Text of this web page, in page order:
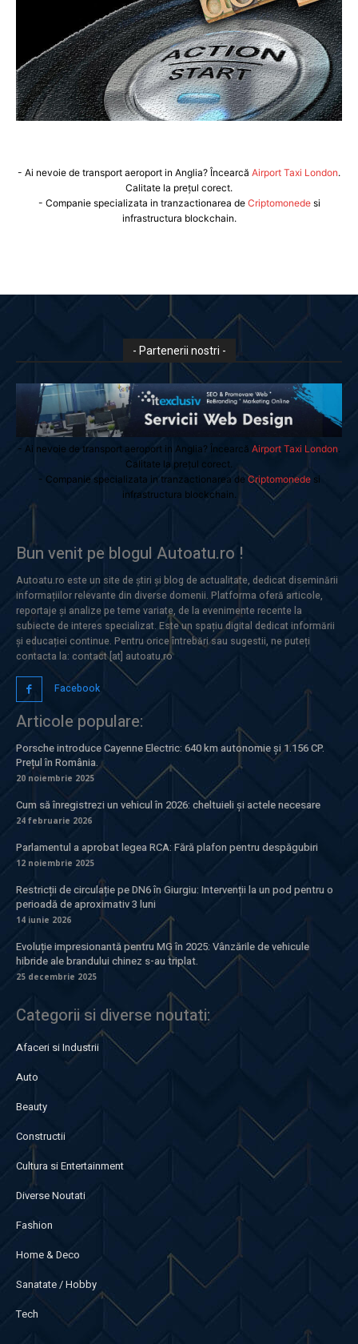
- Ai nevoie de transport aeroport in Anglia? Încearcă Airport Taxi London.
Calitate la prețul corect.
- Companie specializata in tranzactionarea de Criptomonedesi
infrastructura blockchain.
- Partenerii nostri -
- Ai nevoie de transport aeroport in Anglia? Încearcă Airport Taxi London
Calitate la prețul corect.
- Companie specializata in tranzactionarea de Criptomonedesi
infrastructura blockchain.
Bun venit pe blogul Autoatu.ro !
Autoatu.ro este un site de știri și blog de actualitate, dedicat diseminării
informațiilor relevante din diverse domenii. Platforma oferă articole,
reportaje și analize pe teme variate, de la evenimente recente la
subiecte de interes specializat. Este un spațiu digital dedicat informării
și educației continue. Pentru orice întrebări sau sugestii, ne puteți
contacta la: contact [at] autoatu.ro
Facebook
Articole populare:
Porsche introduce Cayenne Electric: 640 km autonomie și 1.156 CP.
Prețul în România.
20 noiembrie 2025
Cum să înregistrezi un vehicul în 2026: cheltuieli și actele necesare
24 februarie 2026
Parlamentul a aprobat legea RCA: Fără plafon pentru despăgubiri
12 noiembrie 2025
Restricții de circulație pe DN6 în Giurgiu: Intervenții la un pod pentru o
perioadă de aproximativ 3 luni
14 iunie 2026
Evoluție impresionantă pentru MG în 2025: Vânzările de vehicule
hibride ale brandului chinez s-au triplat.
25 decembrie 2025
Categorii si diverse noutati:
Afaceri si Industrii
Auto
Beauty
Constructii
Cultura si Entertainment
Diverse Noutati
Fashion
Home & Deco
Sanatate / Hobby
Tech